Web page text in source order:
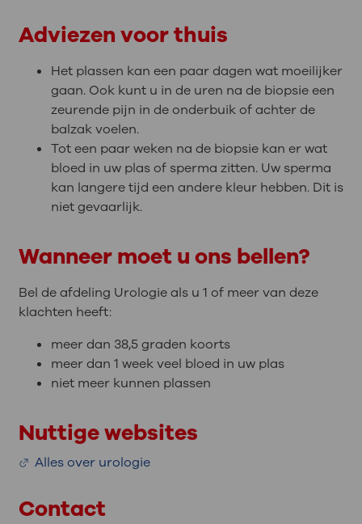
Adviezen voor thuis
Het plassen kan een paar dagen wat moeilijker
gaan. Ook kunt u in de uren na de biopsie een
zeurende pijn in de onderbuik of achter de
balzak voelen.
Tot een paar weken na de biopsie kan er wat
bloed in uw plas of sperma zitten. Uw sperma
kan langere tijd een andere kleur hebben. Dit is
niet gevaarlijk.
Wanneer moet u ons bellen?
Bel de afdeling Urologie als u 1 of meer van deze
klachten heeft:
meer dan 38,5 graden koorts
meer dan 1 week veel bloed in uw plas
niet meer kunnen plassen
Nuttige websites
Alles over urologie
Contact